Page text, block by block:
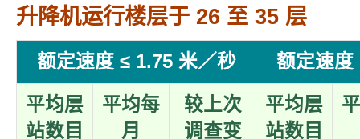
升降机运行楼层于 26 至 35 层
额定速度 ≤ 1.75 米／秒 额定速度
平均层
站数目
平均每
月
较上次
调查变
平均层
站数目